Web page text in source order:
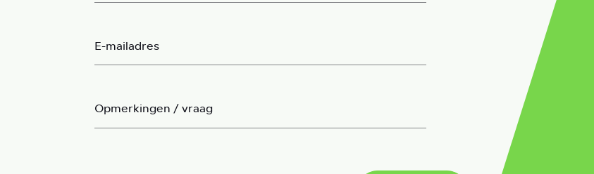
E-mailadres
Opmerkingen / vraag